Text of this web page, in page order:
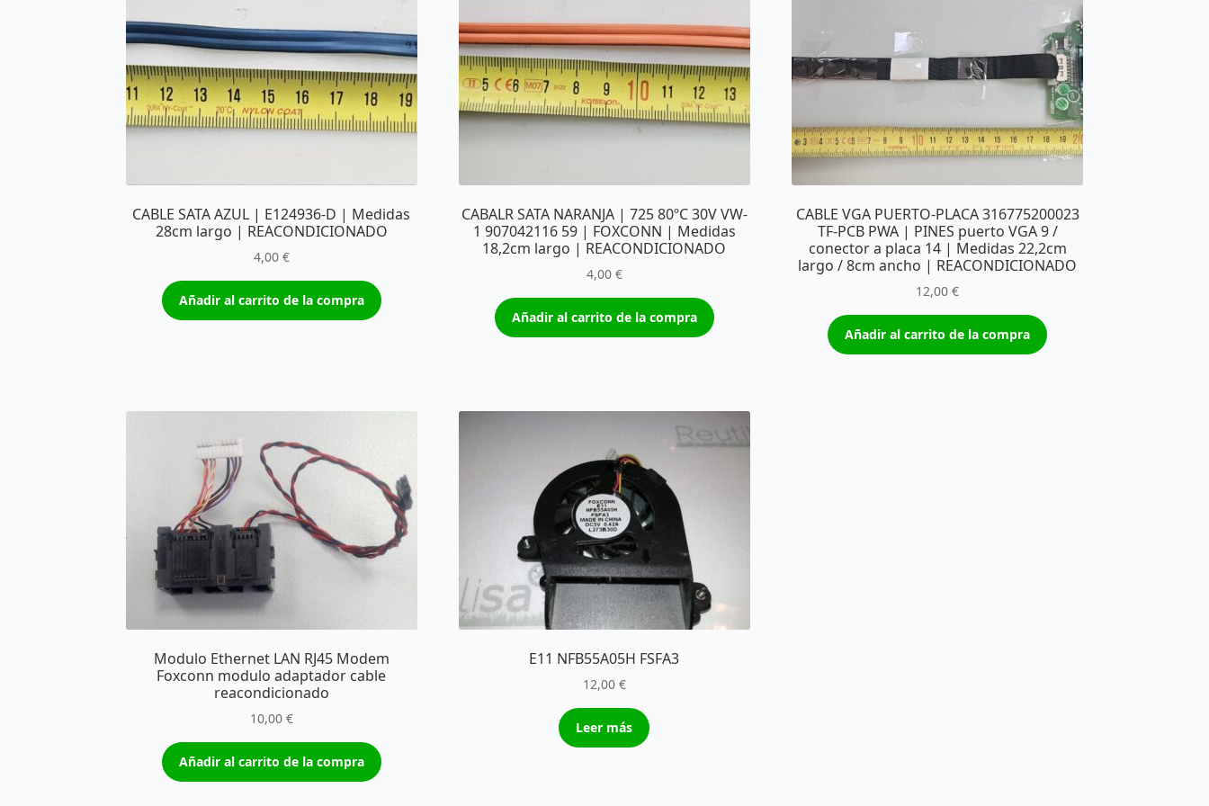
CABLE SATA AZUL | E124936-D | Medidas
28cm largo | REACONDICIONADO
4,00 €
Añadir al carrito de la compra
CABALR SATA NARANJA | 725 80ºC 30V VW-
1 907042116 59 | FOXCONN | Medidas
18,2cm largo | REACONDICIONADO
4,00 €
Añadir al carrito de la compra
CABLE VGA PUERTO-PLACA 316775200023
TF-PCB PWA | PINES puerto VGA 9 /
conector a placa 14 | Medidas 22,2cm
largo / 8cm ancho | REACONDICIONADO
12,00€
Añadir al carrito de la compra
Modulo Ethernet LAN RJ45 Modem
Foxconn modulo adaptador cable
reacondicionado
10,00 €
Añadir al carrito de la compra
E11 NFB55A05H FSFA3
12,00 €
Leer más